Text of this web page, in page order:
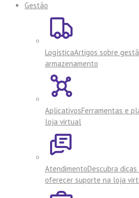
Gestão
LogísticaArtigos sobre
armazenamento
AplicativosFerramentas e
loja virtual
AtendimentoDescubra
oferecer suporte na loja